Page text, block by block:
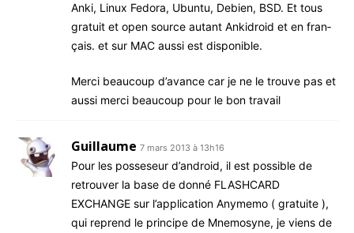
Anki, Linux Fedo­ra, Ubun­tu, Debien, BSD. Et tous
gra­tuit et open source autant Anki­droid et en fran­
çais. et sur MAC aus­si est disponible.
Mer­ci beau­coup d’a­vance car je ne le trouve pas et
aus­si mer­ci beau­coup pour le bon travail
Guillaume 7 mars 2013 à 13h16
Pour les pos­se­seur d’an­droid, il est pos­sible de
retrou­ver la base de don­né FLASHCARD
EXCHANGE sur l’ap­pli­ca­tion Any­me­mo ( gra­tuite ),
qui reprend le prin­cipe de Mne­mo­syne, je viens de